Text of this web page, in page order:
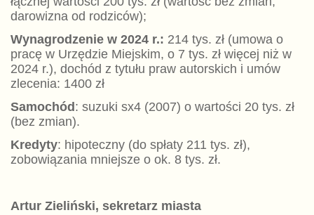
darowizna od rodziców);
Wynagrodzenie w 2024 r.: 214 tys. zł (umowa o
pracę w Urzędzie Miejskim, o 7 tys. zł więcej niż w
2024 r.), dochód z tytułu praw autorskich i umów
zlecenia: 1400 zł
Samochód: suzuki sx4 (2007) o wartości 20 tys. zł
(bez zmian).
Kredyty: hipoteczny (do spłaty 211 tys. zł),
zobowiązania mniejsze o ok. 8 tys. zł.
Artur Zieliński, sekretarz miasta